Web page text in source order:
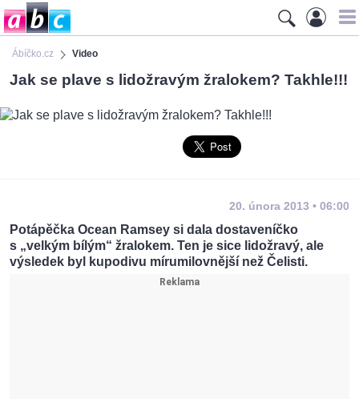
Ábíčko.cz Video
Jak se plave s lidožravým žralokem? Takhle!!!
20. února 2013 • 06:00
Potápěčka Ocean Ramsey si dala dostaveníčko
s „velkým bílým“ žralokem. Ten je sice lidožravý, ale
výsledek byl kupodivu mírumilovnější než Čelisti.